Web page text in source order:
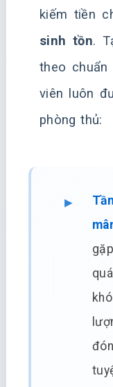
kiếm tiền
sinh tồn.
theo chuẩn
viên luôn
phòng thủ: